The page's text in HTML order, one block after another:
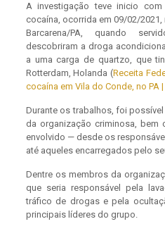
A investigação teve inicio
cocaína, ocorrida em 09/02/
Barcarena/PA, quando
descobriram a droga
a uma carga de quartzo, que
Rotterdam, Holanda(Receita
cocaína em Vila do Conde, no PA |
Durante os trabalhos, foi
da organização criminosa,
envolvido — desde os
até aqueles encarregados pelo
Dentre os membros da
que seria responsável pela
tráfico de drogas e pela
principais líderes do grupo.